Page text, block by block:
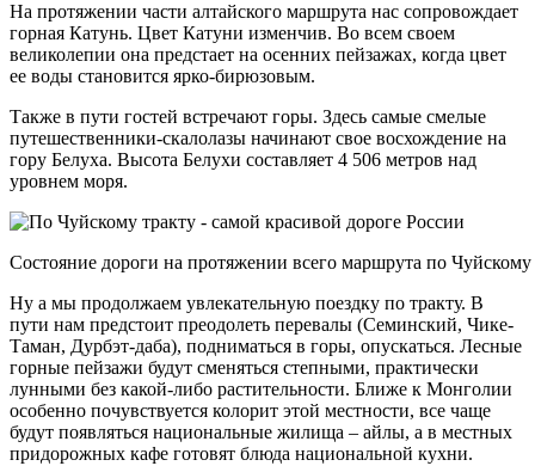
На протяжении части алтайского маршрута нас сопровождает
горная Катунь. Цвет Катуни изменчив. Во всем своем
великолепии она предстает на осенних пейзажах, когда цвет
ее воды становится ярко-бирюзовым.
Также в пути гостей встречают горы. Здесь самые смелые
путешественники-скалолазы начинают свое восхождение на
гору Белуха. Высота Белухи составляет 4 506 метров над
уровнем моря.
Состояние дороги на протяжении всего маршрута по Чуйскому
Ну а мы продолжаем увлекательную поездку по тракту. В
пути нам предстоит преодолеть перевалы (Семинский, Чике-
Таман, Дурбэт-даба), подниматься в горы, опускаться. Лесные
горные пейзажи будут сменяться степными, практически
лунными без какой-либо растительности. Ближе к Монголии
особенно почувствуется колорит этой местности, все чаще
будут появляться национальные жилища – айлы, а в местных
придорожных кафе готовят блюда национальной кухни.